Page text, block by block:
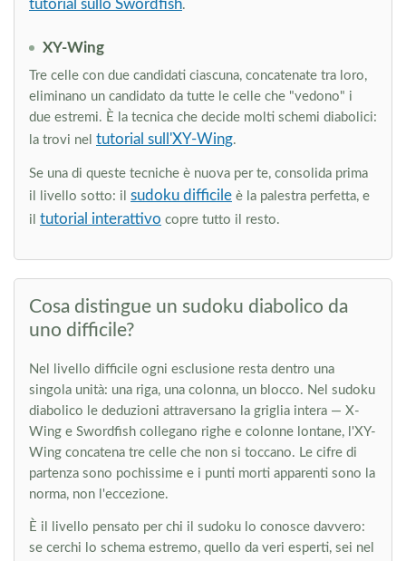
tutorial sullo Swordfish.
XY-Wing
Tre celle con due candidati ciascuna, concatenate tra loro,
eliminano un candidato da tutte le celle che "vedono" i
due estremi. È la tecnica che decide molti schemi diabolici:
la trovi nel tutorial sull'XY-Wing.
Se una di queste tecniche è nuova per te, consolida prima
il livello sotto: il sudoku difficile è la palestra perfetta, e
il tutorial interattivo copre tutto il resto.
Cosa distingue un sudoku diabolico da
uno difficile?
Nel livello difficile ogni esclusione resta dentro una
singola unità: una riga, una colonna, un blocco. Nel sudoku
diabolico le deduzioni attraversano la griglia intera — X-
Wing e Swordfish collegano righe e colonne lontane, l'XY-
Wing concatena tre celle che non si toccano. Le cifre di
partenza sono pochissime e i punti morti apparenti sono la
norma, non l'eccezione.
È il livello pensato per chi il sudoku lo conosce davvero:
se cerchi lo schema estremo, quello da veri esperti, sei nel